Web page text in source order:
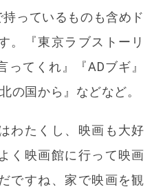
持っているものも含めド
。『東京ラブストーリ
てくれ』『ADブギ』
の国から』などなど。
わたくし、映画も大好
く映画館に行って映画
ですね、家で映画を観